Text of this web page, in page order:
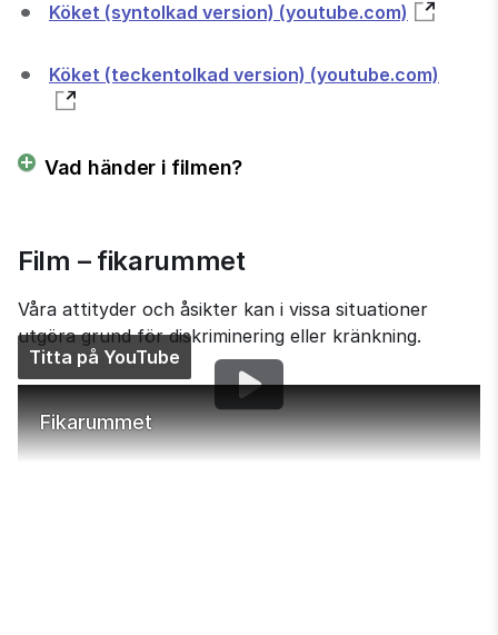
Köket (syntolkad version) (youtube.com)
Köket (teckentolkad version) (youtube.com)
Vad händer i filmen?
Film – fikarummet
Våra attityder och åsikter kan i vissa situationer
utgöra grund för diskriminering eller kränkning.
Fikarummet
Titta på YouTube